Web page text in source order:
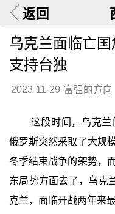
返回
乌克兰面临亡
支持台独
2023-11-29 富强的方向
这段时间，乌克兰
俄罗斯突然采取了大规
冬季结束战争的架势，
东局势方面去了，乌克
克兰，面临开战两年来